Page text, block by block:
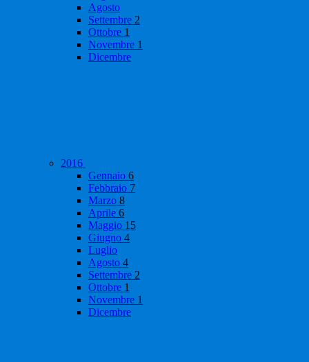
Agosto
Settembre 2
Ottobre 1
Novembre 1
Dicembre
2016
Gennaio 6
Febbraio 7
Marzo 8
Aprile 6
Maggio 15
Giugno 4
Luglio
Agosto 4
Settembre 2
Ottobre 1
Novembre 1
Dicembre